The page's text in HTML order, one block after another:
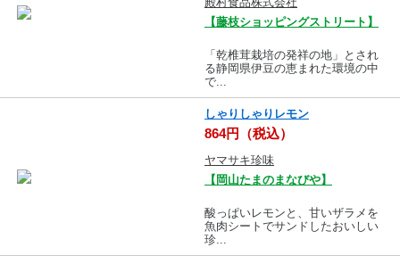
【藤枝ショッピングストリート】
「乾椎茸栽培の発祥の地」とされ
る静岡県伊豆の恵まれた環境の中
で...
しゃりしゃりレモン
864円（税込）
ヤマサキ珍味
【岡山たまのまなびや】
酸っぱいレモンと、甘いザラメを
魚肉シートでサンドしたおいしい
珍...